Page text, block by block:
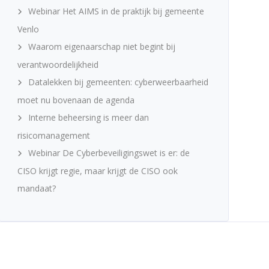
Webinar Het AIMS in de praktijk bij gemeente
Venlo
Waarom eigenaarschap niet begint bij
verantwoordelijkheid
Datalekken bij gemeenten: cyberweerbaarheid
moet nu bovenaan de agenda
Interne beheersing is meer dan
risicomanagement
Webinar De Cyberbeveiligingswet is er: de
CISO krijgt regie, maar krijgt de CISO ook
mandaat?